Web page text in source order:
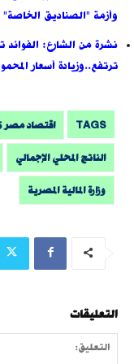
وأزمة "الصناديق الخاصة"
نشرة من الشارع: الفوائد
ترتفع..وزيادة أسعار
TAGS اقتصاد مصر 2025
الناتج المحلي الإجمالي
وزارة المالية المصرية
التعليقات